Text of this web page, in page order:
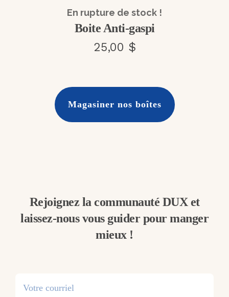
En rupture de stock !
Boite Anti-gaspi
25,00 $
Magasiner nos boîtes
Rejoignez la communauté DUX et
laissez-nous vous guider pour manger
mieux !